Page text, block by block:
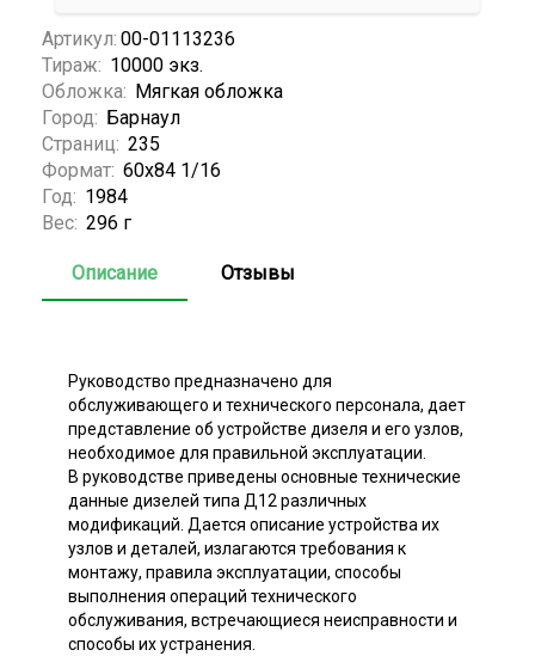
Артикул: 00-01113236
Тираж: 10000 экз.
Обложка: Мягкая обложка
Город: Барнаул
Страниц: 235
Формат: 60х84 1/16
Год: 1984
Вес: 296 г
Описание Отзывы
Руководство предназначено для
обслуживающего и технического персонала, дает
представление об устройстве дизеля и его узлов,
необходимое для правильной эксплуатации.
В руководстве приведены основные технические
данные дизелей типа Д12 различных
модификаций. Дается описание устройства их
узлов и деталей, излагаются требования к
монтажу, правила эксплуатации, способы
выполнения операций технического
обслуживания, встречающиеся неисправности и
способы их устранения.